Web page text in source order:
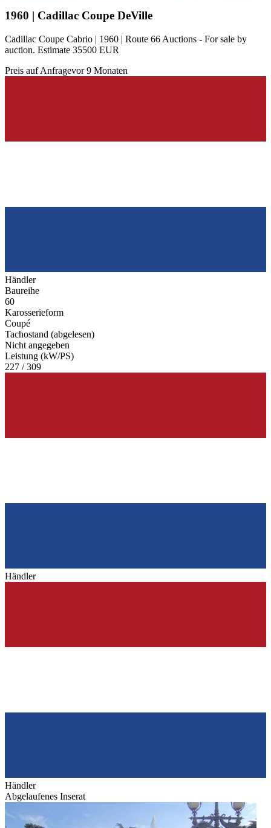
1960 | Cadillac Coupe DeVille
Cadillac Coupe Cabrio | 1960 | Route 66 Auctions - For sale by
auction. Estimate 35500 EUR
Preis auf Anfragevor 9 Monaten
Händler
Baureihe
60
Karosserieform
Coupé
Tachostand (abgelesen)
Nicht angegeben
Leistung (kW/PS)
227 / 309
Händler
Händler
Abgelaufenes Inserat